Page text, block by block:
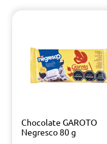
Chocolate GAROTO
Negresco 80 g